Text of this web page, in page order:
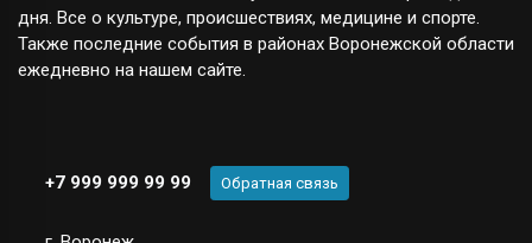
дня. Все о культуре, происшествиях, медицине и спорте.
Также последние события в районах Воронежской области
ежедневно на нашем сайте.
+7 999 999 99 99 Обратная связь